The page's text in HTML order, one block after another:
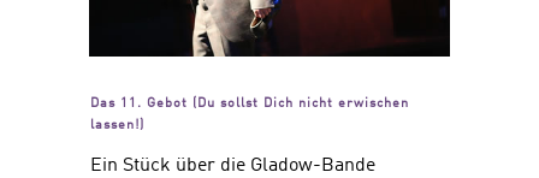
Das 11. Gebot (Du sollst Dich nicht erwischen
lassen!)
Ein Stück über die Gladow-Bande